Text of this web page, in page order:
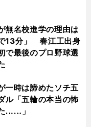
無名校進学の理由は
で13分」 春江工出身
で最後のプロ野球選
一時は諦めたソチ五
ル「五輪の本当の怖
......」